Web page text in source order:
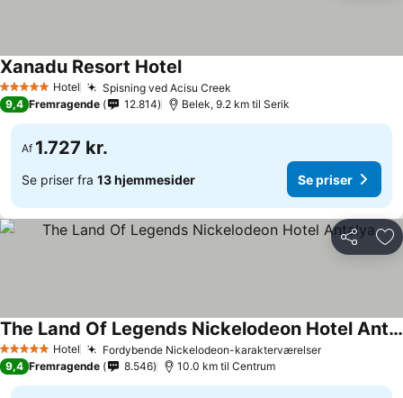
5 Stjerner Hotel Spisning ved Acisu Creek
Xanadu Resort Hotel
9,4 Fremragende 12.814 Belek, 9.2 km til Serik
Af 1.727 kr.
Se priser fra 13 hjemmesider Se priser
Del
5 Stjerner Hotel Fordybende Nickelodeon-karakterværelser
The Land Of Legends Nickelodeon Hotel Antalya
9,4 Fremragende 8.546 10.0 km til Centrum